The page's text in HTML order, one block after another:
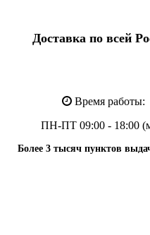
Доставка по всей
Время работы:
ПН-ПТ 09:00 - 18:00
Более 3 тысяч пунктов